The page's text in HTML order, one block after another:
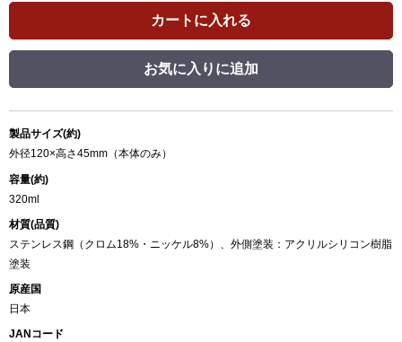
カートに入れる
お気に入りに追加
製品サイズ(約)
外径120×高さ45mm（本体のみ）
容量(約)
320ml
材質(品質)
ステンレス鋼（クロム18%・ニッケル8%）、外側塗装：アクリルシリコン樹脂
塗装
原産国
日本
JANコード